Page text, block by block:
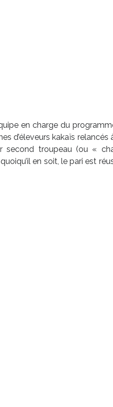
en charge du
d’éleveurs kakaïs
second troupeau (ou «
en soit, le pari est